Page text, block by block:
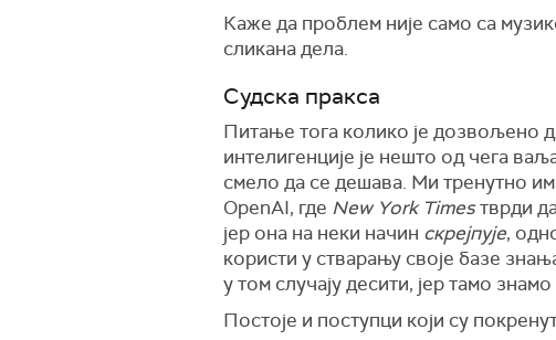
Каже да проблем није само са
сликана дела.
Судска пракса
Питање тога колико је дозвољено
интелигенције је нешто од чега
смело да се дешава. Ми тренутно
OpenAI, где New York Timesтврди
јер она на неки начин скрејпује,
користи у стварању своје базе
у том случају десити, јер тамо
Постоје и поступци који су